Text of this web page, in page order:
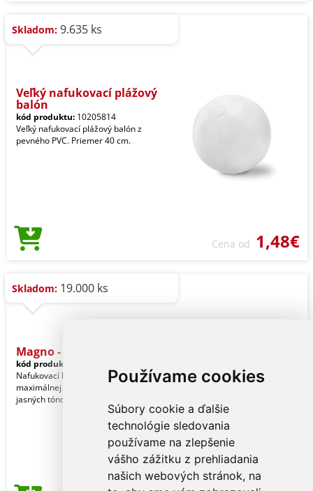
Používame cookies
Súbory cookie a ďalšie
technológie sledovania
používame na zlepšenie
vášho zážitku z prehliadania
našich webových stránok, na
Skladom: 9.635 ks
Veľký nafukovací plážový
balón
kód produktu: 10205814
Veľký nafukovací plážový balón z
pevného PVC. Priemer 40 cm.
Cena od 1,48€
Skladom: 19.000 ks
Magno - plážová lopta
kód produktu:
Nafukovací balónik z PVC v
maximálnej veľkosti av širokej škále
jasných tónov. Ref: 3261